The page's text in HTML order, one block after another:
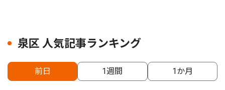
泉区 人気記事ランキング
前日 1週間 1か月